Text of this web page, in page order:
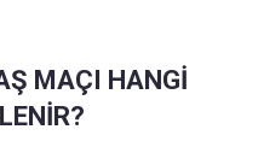
MAÇI HANGİ